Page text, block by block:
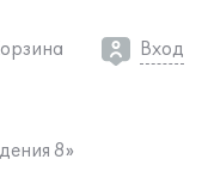
Вход
8»